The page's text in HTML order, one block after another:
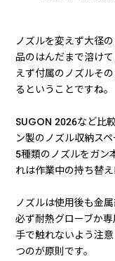
ノズルを変えず大径
品のはんだまで溶け
えず付属のノズルそ
るということですね。
SUGON 2026など比
ン製のノズル収納ス
5種類のノズルをガン
れは作業中の持ち替
ノズルは使用後も金
必ず耐熱グローブか
手で触れないよう注
つのが原則です。